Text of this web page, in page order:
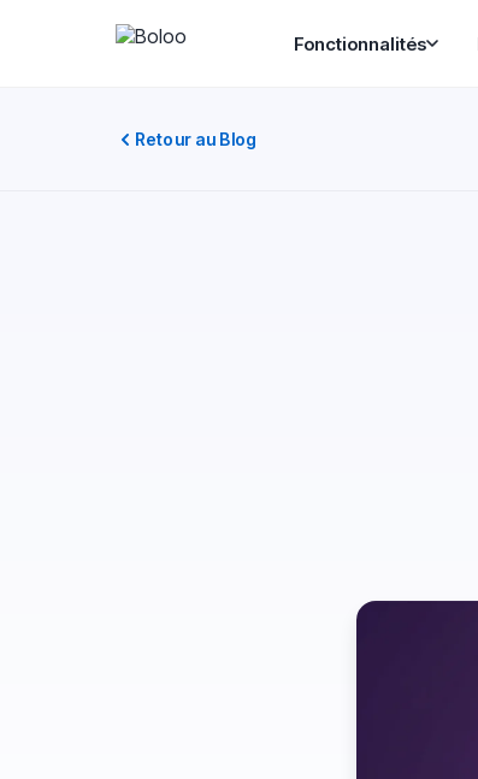
Fonctionnalités
Retour au Blog